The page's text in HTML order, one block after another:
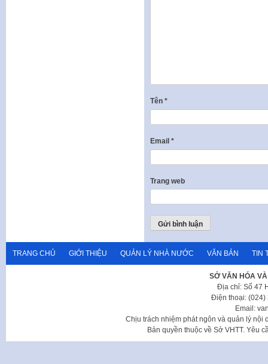
Tên *
Email *
Trang web
TRANG CHỦ GIỚI THIỆU QUẢN LÝ NHÀ NƯỚC VĂN BẢN TIN
SỞ VĂN HÓA
Địa chỉ: Số 47
Điện thoại: (024)
Email:
Chịu trách nhiệm phát ngôn và quản lý nội
Bản quyền thuộc về Sở VHTT. Yêu